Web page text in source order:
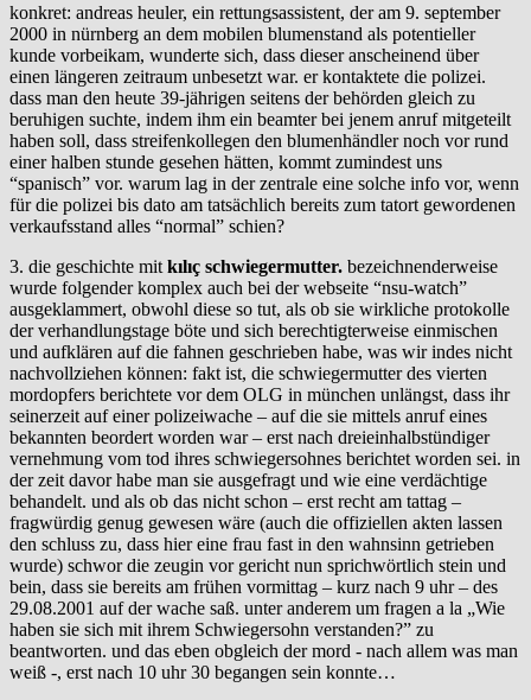
konkret: andreas heuler, ein rettungsassistent, der am 9. september
2000 in nürnberg an dem mobilen blumenstand als potentieller
kunde vorbeikam, wunderte sich, dass dieser anscheinend über
einen längeren zeitraum unbesetzt war. er kontaktete die polizei.
dass man den heute 39-jährigen seitens der behörden gleich zu
beruhigen suchte, indem ihm ein beamter bei jenem anruf mitgeteilt
haben soll, dass streifenkollegen den blumenhändler noch vor rund
einer halben stunde gesehen hätten, kommt zumindest uns
“spanisch” vor. warum lag in der zentrale eine solche info vor, wenn
für die polizei bis dato am tatsächlich bereits zum tatort gewordenen
verkaufsstand alles “normal” schien?
3. die geschichte mit kılıç schwiegermutter. bezeichnenderweise
wurde folgender komplex auch bei der webseite “nsu-watch”
ausgeklammert, obwohl diese so tut, als ob sie wirkliche protokolle
der verhandlungstage böte und sich berechtigterweise einmischen
und aufklären auf die fahnen geschrieben habe, was wir indes nicht
nachvollziehen können: fakt ist, die schwiegermutter des vierten
mordopfers berichtete vor dem OLG in münchen unlängst, dass ihr
seinerzeit auf einer polizeiwache – auf die sie mittels anruf eines
bekannten beordert worden war – erst nach dreieinhalbstündiger
vernehmung vom tod ihres schwiegersohnes berichtet worden sei. in
der zeit davor habe man sie ausgefragt und wie eine verdächtige
behandelt. und als ob das nicht schon – erst recht am tattag –
fragwürdig genug gewesen wäre (auch die offiziellen akten lassen
den schluss zu, dass hier eine frau fast in den wahnsinn getrieben
wurde) schwor die zeugin vor gericht nun sprichwörtlich stein und
bein, dass sie bereits am frühen vormittag – kurz nach 9 uhr – des
29.08.2001 auf der wache saß. unter anderem um fragen a la „Wie
haben sie sich mit ihrem Schwiegersohn verstanden?” zu
beantworten. und das eben obgleich der mord - nach allem was man
weiß -, erst nach 10 uhr 30 begangen sein konnte…